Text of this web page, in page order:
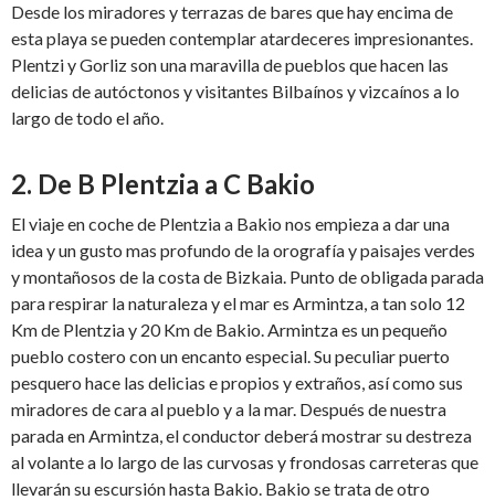
Desde los miradores y terrazas de bares que hay encima de
esta playa se pueden contemplar atardeceres impresionantes.
Plentzi y Gorliz son una maravilla de pueblos que hacen las
delicias de autóctonos y visitantes Bilbaínos y vizcaínos a lo
largo de todo el año.
2. De B Plentzia a C Bakio
El viaje en coche de Plentzia a Bakio nos empieza a dar una
idea y un gusto mas profundo de la orografía y paisajes verdes
y montañosos de la costa de Bizkaia. Punto de obligada parada
para respirar la naturaleza y el mar es Armintza, a tan solo 12
Km de Plentzia y 20 Km de Bakio. Armintza es un pequeño
pueblo costero con un encanto especial. Su peculiar puerto
pesquero hace las delicias e propios y extraños, así como sus
miradores de cara al pueblo y a la mar. Después de nuestra
parada en Armintza, el conductor deberá mostrar su destreza
al volante a lo largo de las curvosas y frondosas carreteras que
llevarán su escursión hasta Bakio. Bakio se trata de otro